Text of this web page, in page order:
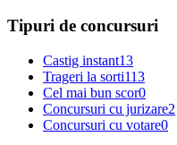
Tipuri de concursuri
Castig instant13
Trageri la sorti113
Cel mai bun scor0
Concursuri cu jurizare2
Concursuri cu votare0